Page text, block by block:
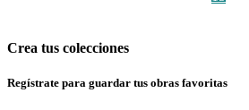
Crea tus colecciones
Regístrate para guardar tus obras favoritas